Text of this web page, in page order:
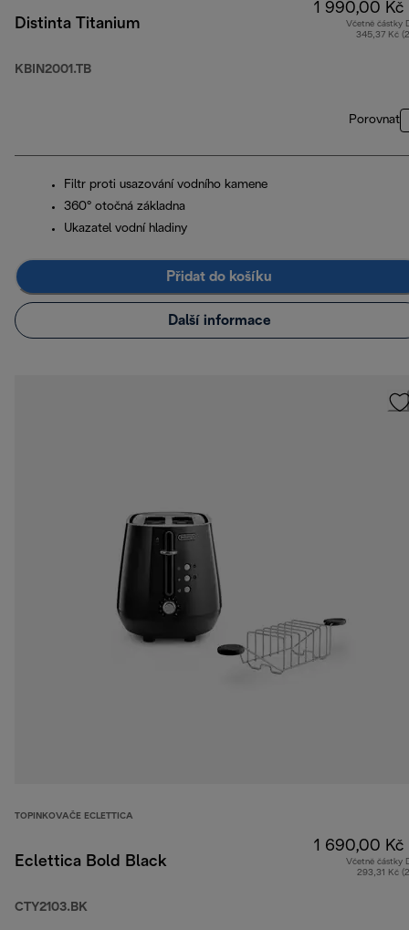
Distinta Titanium
KBIN2001.TB
1 990,00 Kč
Včetně částky
345,37 Kč
Porovnat
Filtr proti usazování vodního kamene
360° otočná základna
Ukazatel vodní hladiny
Přidat do košíku
Další informace
TOPINKOVAČE ECLETTICA
Eclettica Bold Black
CTY2103.BK
1 690,00 Kč
Včetně částky
293,31 Kč